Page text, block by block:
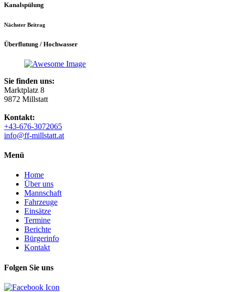
Kanalspülung
Nächster Beitrag
Überflutung / Hochwasser
Sie finden uns:
Marktplatz 8
9872 Millstatt
Kontakt:
+43-676-3072065
info@ff-millstatt.at
Menü
Home
Über uns
Mannschaft
Fahrzeuge
Einsätze
Termine
Berichte
Bürgerinfo
Kontakt
Folgen Sie uns